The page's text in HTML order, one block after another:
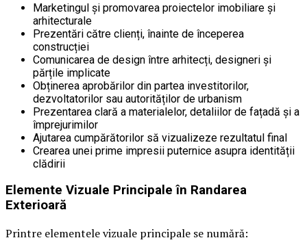
Marketingul și promovarea proiectelor imobiliare și
arhitecturale
Prezentări către clienți, înainte de începerea
construcției
Comunicarea de design între arhitecți, designeri și
părțile implicate
Obținerea aprobărilor din partea investitorilor,
dezvoltatorilor sau autorităților de urbanism
Prezentarea clară a materialelor, detaliilor de fațadă și a
împrejurimilor
Ajutarea cumpărătorilor să vizualizeze rezultatul final
Crearea unei prime impresii puternice asupra identității
clădirii
Elemente Vizuale Principale în Randarea
Exterioară
Printre elementele vizuale principale se numără: